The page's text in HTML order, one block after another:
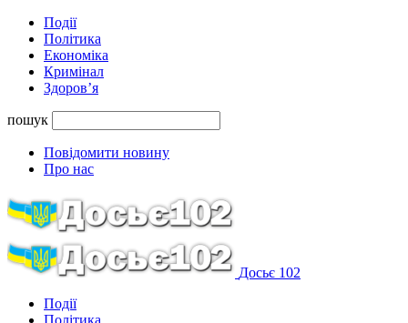
Події
Політика
Економіка
Кримінал
Здоров’я
пошук
Повідомити новину
Про нас
Досьє 102
Події
Політика